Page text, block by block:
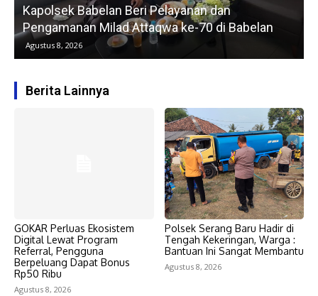
Kapolsek Babelan Beri Pelayanan dan
Pengamanan Milad Attaqwa ke-70 di Babelan
Agustus 8, 2026
Berita Lainnya
GOKAR Perluas Ekosistem
Digital Lewat Program
Referral, Pengguna
Berpeluang Dapat Bonus
Rp50 Ribu
Agustus 8, 2026
Polsek Serang Baru Hadir di
Tengah Kekeringan, Warga :
Bantuan Ini Sangat Membantu
Agustus 8, 2026